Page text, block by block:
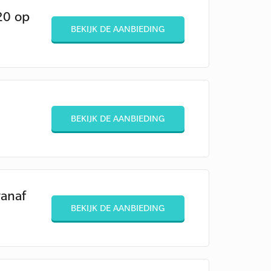
op
BEKIJK DE AANBIEDING
BEKIJK DE AANBIEDING
BEKIJK DE AANBIEDING